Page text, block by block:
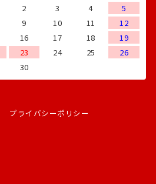
2 3 4
5
9 10 11
12
16 17 18
19
23 24 25
26
30
プライバシーポリシー